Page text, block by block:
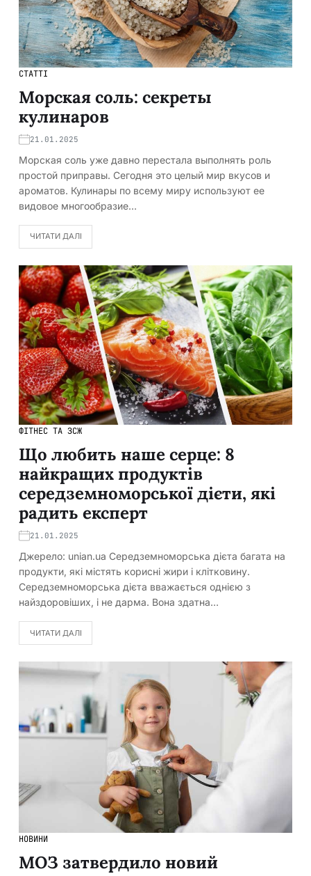
СТАТТІ
Морская соль: секреты
кулинаров
21.01.2025
Морская соль уже давно перестала выполнять роль
простой приправы. Сегодня это целый мир вкусов и
ароматов. Кулинары по всему миру используют ее
видовое многообразие…
ЧИТАТИ ДАЛІ
ФІТНЕС ТА ЗСЖ
Що любить наше серце: 8
найкращих продуктів
середземноморської дієти, які
радить експерт
21.01.2025
Джерело: unian.ua Середземноморська дієта багата на
продукти, які містять корисні жири і клітковину.
Середземноморська дієта вважається однією з
найздоровіших, і не дарма. Вона здатна…
ЧИТАТИ ДАЛІ
НОВИНИ
МОЗ затвердило новий